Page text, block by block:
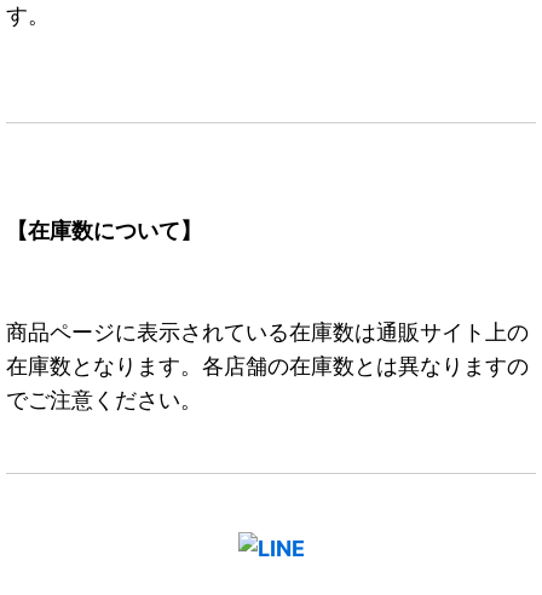
す。
【在庫数について】
商品ページに表示されている在庫数は通販サイト上の
在庫数となります。各店舗の在庫数とは異なりますの
でご注意ください。